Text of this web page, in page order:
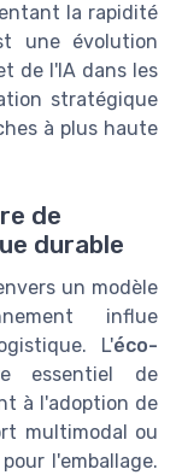
la rapidité
une évolution
de l'IA dans les
stratégique
à plus haute
de
durable
un modèle
influe
L'éco-
essentiel de
à l'adoption de
multimodal ou
l'emballage.